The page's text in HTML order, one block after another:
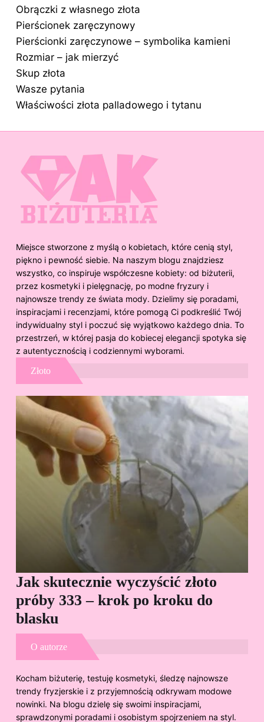
Obrączki z własnego złota
Pierścionek zaręczynowy
Pierścionki zaręczynowe – symbolika kamieni
Rozmiar – jak mierzyć
Skup złota
Wasze pytania
Właściwości złota palladowego i tytanu
Miejsce stworzone z myślą o kobietach, które cenią styl,
piękno i pewność siebie. Na naszym blogu znajdziesz
wszystko, co inspiruje współczesne kobiety: od biżuterii,
przez kosmetyki i pielęgnację, po modne fryzury i
najnowsze trendy ze świata mody. Dzielimy się poradami,
inspiracjami i recenzjami, które pomogą Ci podkreślić Twój
indywidualny styl i poczuć się wyjątkowo każdego dnia. To
przestrzeń, w której pasja do kobiecej elegancji spotyka się
z autentycznością i codziennymi wyborami.
Złoto
Jak skutecznie wyczyścić złoto
próby 333 – krok po kroku do
blasku
O autorze
Kocham biżuterię, testuję kosmetyki, śledzę najnowsze
trendy fryzjerskie i z przyjemnością odkrywam modowe
nowinki. Na blogu dzielę się swoimi inspiracjami,
sprawdzonymi poradami i osobistym spojrzeniem na styl.